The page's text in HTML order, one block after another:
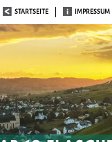
IMPRESSUM
STARTSEITE